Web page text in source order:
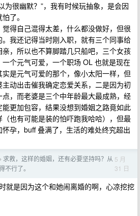
为很幽默？”，我有时候玩抽象，是会因
了。
得自己混得太差，什么都没做好，但很
我还记得当时刚入职，就有三个同事给
，所以也不算脚踏几只船吧，三个女孩
个元气可爱，一个职场 OL 也就是现在
是元气可爱的那个，像小太阳一样，但
动出击催我确定恋爱关系，二是因为初
，而老婆是三个中年龄最大最成熟，经
更加包容，结果没想到婚姻之路竟如此
也有可能是装的怕吓跑我哈哈），但最
孕，buff 叠满了，生活的难处终究超出
› 求救，这样的婚姻，还有必要坚持吗？从
不行了。
5 月
31 日
就是因为这个和她闹离婚的啊，心凉挖挖